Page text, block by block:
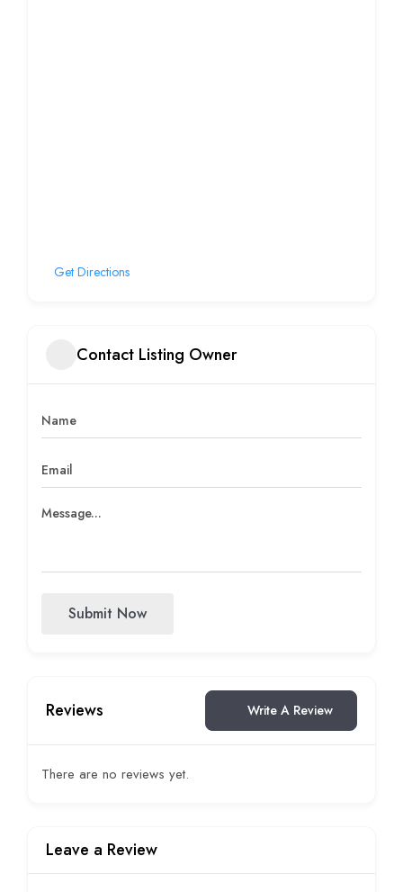
Get Directions
Contact Listing Owner
Submit Now
Reviews Write A Review
There are no reviews yet.
Leave a Review